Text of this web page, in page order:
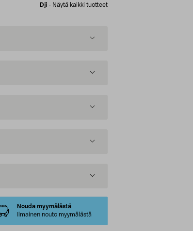
Dji - Näytä kaikki tuotteet
Nouda myymälästä
Ilmainen nouto myymälästä